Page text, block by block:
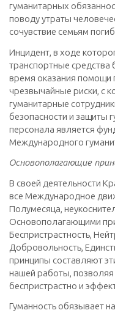
гуманитарных
поводу утраты
сочувствие семьям
Инцидент, в ходе
транспортные средства
время оказания помощи
чрезвычайные риски, с
гуманитарные
безопасности и защиты
персонала является
Международного
Основополагающие
В своей деятельности
все Международное
Полумесяца,
Основополагающими
Беспристрастность,
Добровольность,
принципы составляют
нашей работы,
беспристрастно и
Гуманность обязывает